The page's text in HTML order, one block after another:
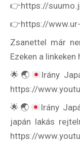
👉https://
👉https://
Zsanettel már
Ezeken a
🌟 🌏
Irány
https://
🌟 🌏
Irány
japán lakás
https://